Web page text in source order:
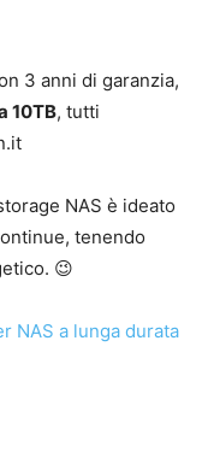
3 anni di garanzia,
10TB, tutti
NAS è ideato
tenendo
😉
NAS a lunga durata